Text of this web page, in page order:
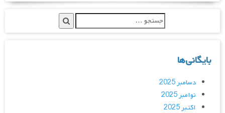
بایگانی‌ها
دسامبر 2025
نوامبر 2025
اکتبر 2025